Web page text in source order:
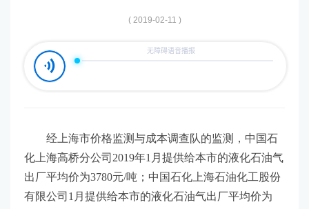
( 2019-02-11 )
经上海市价格监测与成本调查队的监测，中国石
化上海高桥分公司2019年1月提供给本市的液化石油气
出厂平均价为3780元/吨；中国石化上海石油化工股份
有限公司1月提供给本市的液化石油气出厂平均价为